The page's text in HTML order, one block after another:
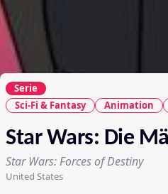
Serie
Sci-Fi & Fantasy
Animation
Star Wars: Die
Star Wars: Forces of Destiny
United States